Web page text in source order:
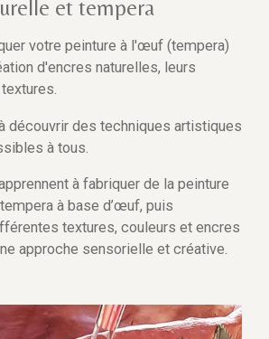
et tempera
votre peinture à l'œuf (tempera)
d'encres naturelles, leurs
découvrir des techniques artistiques
à tous.
à fabriquer de la peinture
à base d’œuf, puis
textures, couleurs et encres
approche sensorielle et créative.